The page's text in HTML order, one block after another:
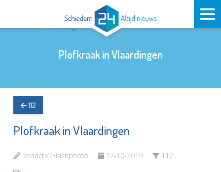
Plofkraak in Vlaardingen
112
Plofkraak in Vlaardingen
Redactie/Flashphoto 17-10-2019 112